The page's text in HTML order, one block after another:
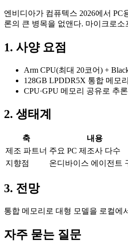
엔비디아가 컴퓨텍스 2026에서 PC
론의 큰 병목을 없앤다. 마이크로
1. 사양 요점
Arm CPU(최대 20코어) +
128GB LPDDR5X 통합 메모
CPU·GPU 메모리 공유로 추
2. 생태계
축
내용
제조 파트너 주요 PC 제조사 다수
지향점
온디바이스 에이전트
3. 전망
통합 메모리로 대형 모델을 로컬에
자주 묻는 질문